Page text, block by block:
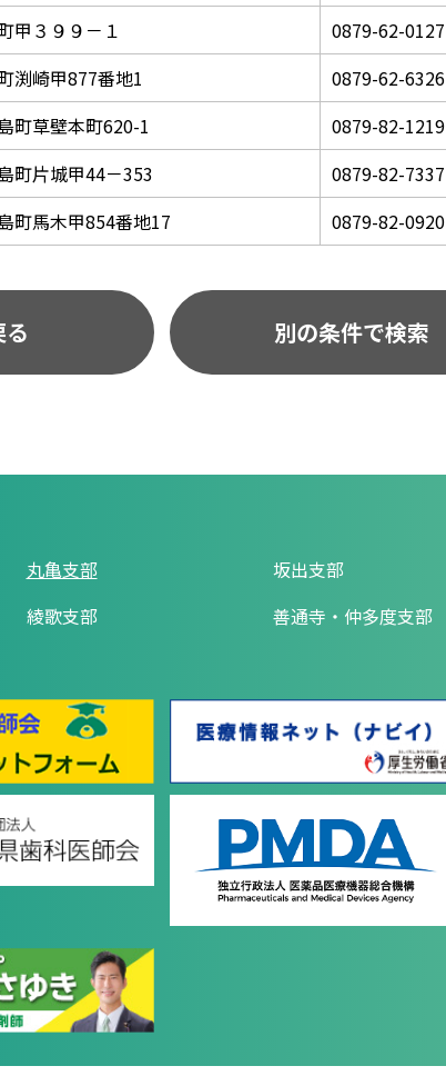
甲３９９－１ 0879-62-0127
渕崎甲877番地1 0879-62-6326
町草壁本町620-1 0879-82-1219
町片城甲44－353 0879-82-7337
町馬木甲854番地17 0879-82-0920
別の条件で検索
丸亀支部 坂出支部
綾歌支部 善通寺・仲多度支部